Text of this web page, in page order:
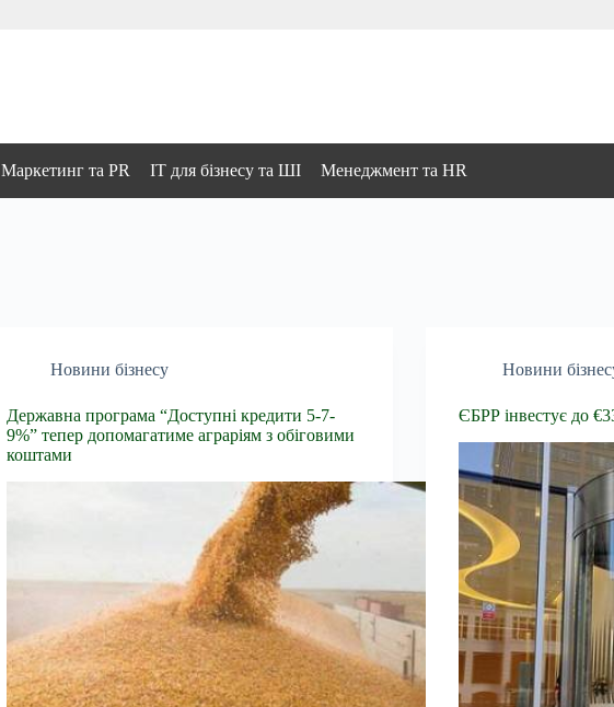
Маркетинг та PR IT для бізнесу та ШІ Менеджмент та HR
Новини бізнесу
Державна програма “Доступні кредити 5-7-
9%” тепер допомагатиме аграріям з обіговими
коштами
Новини
ЄБРР інвестує до